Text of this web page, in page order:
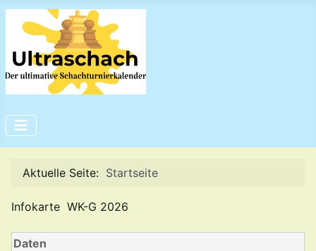
Aktuelle Seite: Startseite
Infokarte WK-G 2026
Daten